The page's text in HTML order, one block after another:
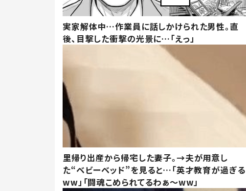
実家解体中…作業員に話しかけられた男性。直
後、目撃した衝撃の光景に…「えっ」
里帰り出産から帰宅した妻子。→夫が用意し
た“ベビーベッド”を見ると…「英才教育が過ぎる
ww」「闘魂こめられてるわぁ～ww」